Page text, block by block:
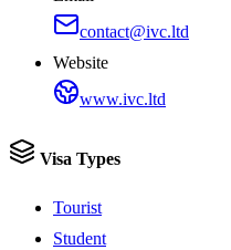
contact@ivc.ltd
Website
www.ivc.ltd
Visa Types
Tourist
Student